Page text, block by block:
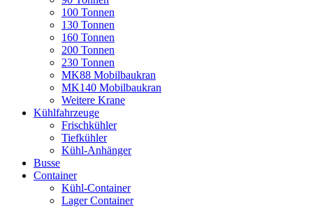
100 Tonnen
130 Tonnen
160 Tonnen
200 Tonnen
230 Tonnen
MK88 Mobilbaukran
MK140 Mobilbaukran
Weitere Krane
Kühlfahrzeuge
Frischkühler
Tiefkühler
Kühl-Anhänger
Busse
Container
Kühl-Container
Lager Container